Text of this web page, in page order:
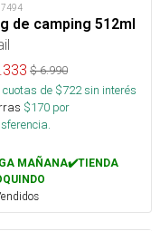
de camping 512ml
$6.990
cuotas de $722sin interés
$170 por
MAÑANA✔️TIENDA